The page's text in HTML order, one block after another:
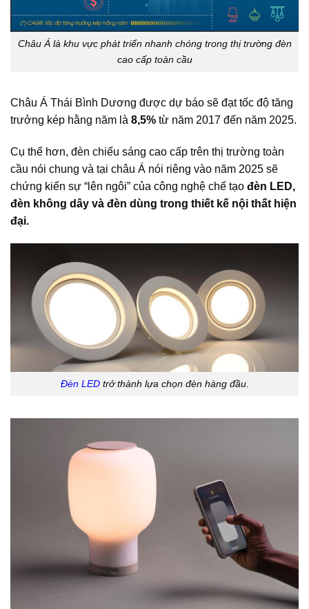
Châu Á là khu vực phát triển nhanh chóng trong thị trường đèn
cao cấp toàn cầu
Châu Á Thái Bình Dương được dự báo sẽ đạt ​​tốc độ tăng
trưởng kép hằng năm là 8,5% từ năm 2017 đến năm 2025.
Cụ thể hơn, đèn chiếu sáng cao cấp trên thị trường toàn
cầu nói chung và tại châu Á nói riêng vào năm 2025 sẽ
chứng kiến sự “lên ngôi” của công nghệ chế tạo đèn LED,
đèn không dây và đèn dùng trong thiết kế nội thất hiện
đại.
Đèn LEDtrở thành lựa chọn đèn hàng đầu.